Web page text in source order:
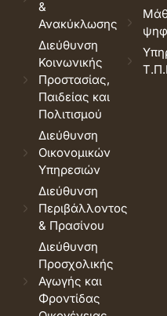
&
Ανακύκλωσης
Διεύθυνση
Κοινωνικής
Προστασίας,
Παιδείας και
Πολιτισμού
Διεύθυνση
Οικονομικών
Υπηρεσιών
Διεύθυνση
Περιβάλλοντος
& Πρασίνου
Διεύθυνση
Προσχολικής
Αγωγής και
Φροντίδας